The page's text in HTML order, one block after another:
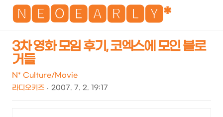
🅽🅴🅾🅴🅰🆁🅻🆈*
3차 영화 모임 후기, 코엑스에 모인 블로
거들
N* Culture/Movie
라디오키즈
2007. 7. 2. 19:17